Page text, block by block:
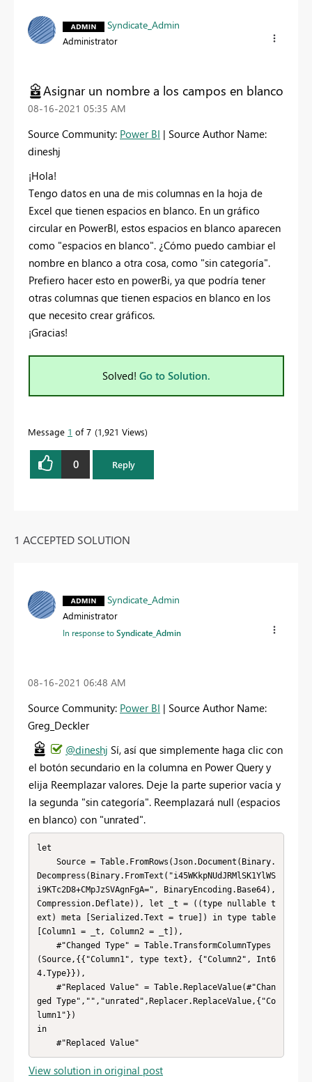
Syndicate_Admin
Administrator
Asignar un nombre a los campos en blanco
‎08-16-2021 05:35 AM
Source Community: Power BI | Source Author Name:
dineshj
¡Hola!
Tengo datos en una de mis columnas en la hoja de
Excel que tienen espacios en blanco. En un gráfico
circular en PowerBI, estos espacios en blanco aparecen
como "espacios en blanco". ¿Cómo puedo cambiar el
nombre en blanco a otra cosa, como "sin categoría".
Prefiero hacer esto en powerBi, ya que podría tener
otras columnas que tienen espacios en blanco en los
que necesito crear gráficos.
¡Gracias!
Solved! Go to Solution.
Message 1 of 7 1,921 Views
0 Reply
1 ACCEPTED SOLUTION
Syndicate_Admin
Administrator
In response toSyndicate_Admin
‎08-16-2021 06:48 AM
Source Community: Power BI | Source Author Name:
Greg_Deckler
@dineshj Sí, así que simplemente haga clic con
el botón secundario en la columna en Power Query y
elija Reemplazar valores. Deje la parte superior vacía y
la segunda "sin categoría". Reemplazará null (espacios
en blanco) con "unrated".
let
Decompress(Binary.FromText("i45WKkpNUdJRMlSK1YlWS
i9KTc2D8+CMpJzSVAgnFgA=", BinaryEncoding.Base64),
Compression.Deflate)), let _t = ((type nullable t
ext) meta [Serialized.Text = true]) in type table
[Column1 = _t, Column2 = _t]),
(Source,{{"Column1", type text}, {"Column2", Int6
4.Type}}),
ged Type","","unrated",Replacer.ReplaceValue,{"Co
lumn1"})
in
    #"Replaced Value"
View solution in original post